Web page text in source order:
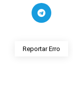
Reportar Erro